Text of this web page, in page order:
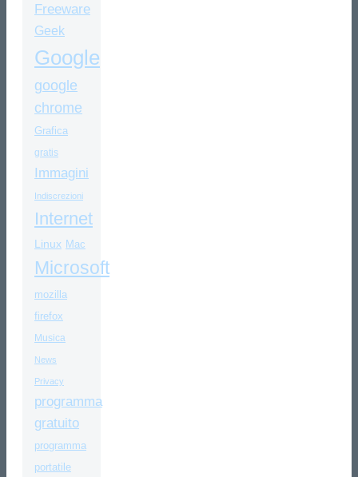
Freeware
Geek
Google
google
chrome
Grafica
gratis
Immagini
Indiscrezioni
Internet
Linux Mac
Microsoft
mozilla
firefox
Musica
News
Privacy
programma
gratuito
programma
portatile